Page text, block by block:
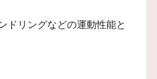
ドリングなどの運動性能と